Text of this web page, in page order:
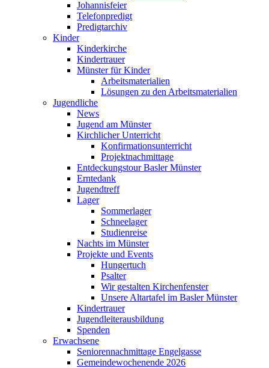
Johannisfeier
Telefonpredigt
Predigtarchiv
Kinder
Kinderkirche
Kindertrauer
Münster für Kinder
Arbeitsmaterialien
Lösungen zu den Arbeitsmaterialien
Jugendliche
News
Jugend am Münster
Kirchlicher Unterricht
Konfirmationsunterricht
Projektnachmittage
Entdeckungstour Basler Münster
Erntedank
Jugendtreff
Lager
Sommerlager
Schneelager
Studienreise
Nachts im Münster
Projekte und Events
Hungertuch
Psalter
Wir gestalten Kirchenfenster
Unsere Altartafel im Basler Münster
Kindertrauer
Jugendleiterausbildung
Spenden
Erwachsene
Seniorennachmittage Engelgasse
Gemeindewochenende 2026